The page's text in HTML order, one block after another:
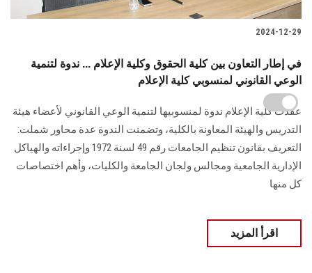
2024-12-29
في إطار التعاون بين كلية الحقوق وكلية الإعلام ... ندوة لتنمية
الوعي القانوني لمنسوبي كلية الإعلام
عقدت كلية الإعلام ندوة لمنسوبيها لتنمية الوعي القانوني لأعضاء هيئة
التدريس والهيئة المعاونة ‏بالكلية، ‏وتضمنت الندوة عدة محاور شملت:
التعريف بقانون تنظيم الجامعات رقم 49 لسنة 1972 ‏وإجراءاته والهياكل
الإدارية الجامعية ومجالس ولجان الجامعة والكليات، وأهم اختصاصات
كل ‏منها
اقرأ المزيد